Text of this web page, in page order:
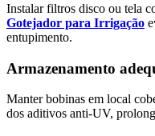
Instalar filtros disco ou tela
Gotejador para Irrigação
entupimento.
Armazenamento
Manter bobinas em local
dos aditivos anti-UV,